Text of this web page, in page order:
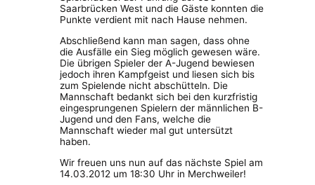
Saarbrücken West und die Gäste konnten die
Punkte verdient mit nach Hause nehmen.
Abschließend kann man sagen, dass ohne
die Ausfälle ein Sieg möglich gewesen wäre.
Die übrigen Spieler der A-Jugend bewiesen
jedoch ihren Kampfgeist und liesen sich bis
zum Spielende nicht abschütteln. Die
Mannschaft bedankt sich bei den kurzfristig
eingesprungenen Spielern der männlichen B-
Jugend und den Fans, welche die
Mannschaft wieder mal gut untersützt
haben.
Wir freuen uns nun auf das nächste Spiel am
14.03.2012 um 18:30 Uhr in Merchweiler!